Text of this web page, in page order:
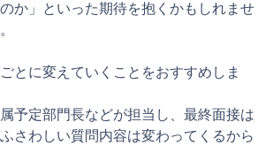
か」といった期待を抱くかもしれませ
とに変えていくことをおすすめしま
予定部門長などが担当し、最終面接は
さわしい質問内容は変わってくるから